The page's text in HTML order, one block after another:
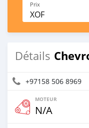
Prix
XOF
Détails
+97158 506 8969
MOTEUR
N/A